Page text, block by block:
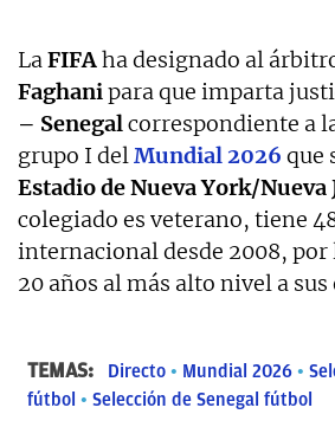
LaFIFAha designado al
Faghanipara que imparta
– Senegalcorrespondiente a
grupo I delMundial 2026 que
Estadio de Nueva York/Nueva
colegiado es veterano, tiene
internacional desde 2008, por
20 años al más alto nivel a sus
TEMAS: Directo Mundial 2026
fútbol
Selección de Senegal fútbol